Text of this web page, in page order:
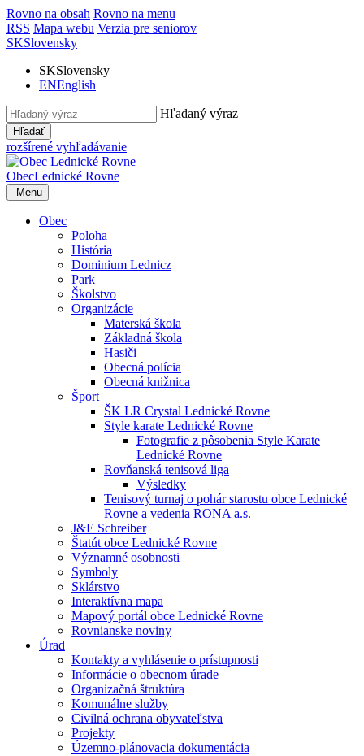
Rovno na obsah Rovno na menu
RSS Mapa webu Verzia pre seniorov
SKSlovensky
SKSlovensky
ENEnglish
Hľadaný výraz
Hľadať
rozšírené vyhľadávanie
ObecLednické Rovne
Menu
Obec
Poloha
História
Dominium Lednicz
Park
Školstvo
Organizácie
Materská škola
Základná škola
Hasiči
Obecná polícia
Obecná knižnica
Šport
ŠK LR Crystal Lednické Rovne
Style karate Lednické Rovne
Fotografie z pôsobenia Style Karate
Lednické Rovne
Rovňanská tenisová liga
Výsledky
Tenisový turnaj o pohár starostu obce Lednické
Rovne a vedenia RONA a.s.
J&E Schreiber
Štatút obce Lednické Rovne
Významné osobnosti
Symboly
Sklárstvo
Interaktívna mapa
Mapový portál obce Lednické Rovne
Rovnianske noviny
Úrad
Kontakty a vyhlásenie o prístupnosti
Informácie o obecnom úrade
Organizačná štruktúra
Komunálne služby
Civilná ochrana obyvateľstva
Projekty
Územno-plánovacia dokumentácia